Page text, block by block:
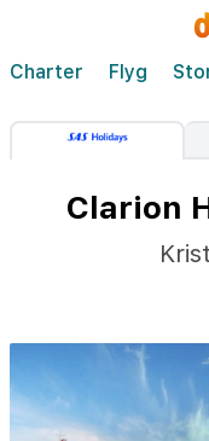
Charter Flyg
Clarion